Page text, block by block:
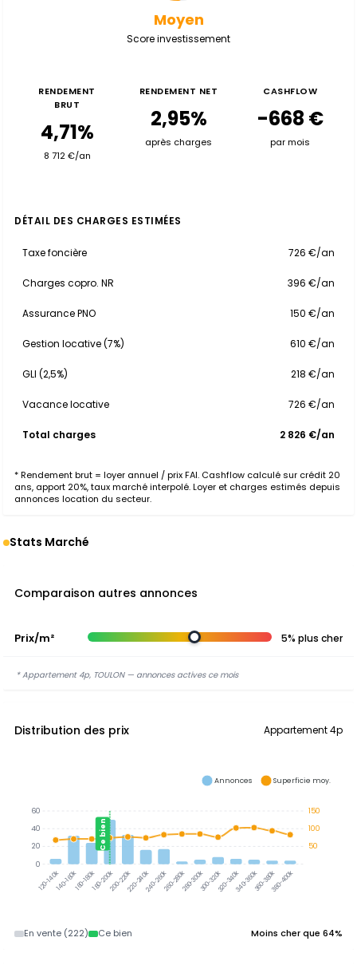
Moyen
Score investissement
RENDEMENT
BRUT
4,71%
8 712 €/an
RENDEMENT NET
2,95%
après charges
CASHFLOW
-668 €
par mois
DÉTAIL DES CHARGES ESTIMÉES
Taxe foncière 726 €/an
Charges copro. NR 396 €/an
Assurance PNO 150 €/an
Gestion locative (7%) 610 €/an
GLI (2,5%) 218 €/an
Vacance locative 726 €/an
Total charges 2 826 €/an
* Rendement brut = loyer annuel / prix FAI. Cashflow calculé sur crédit 20
ans, apport 20%, taux marché interpolé. Loyer et charges estimés depuis
annonces location du secteur.
Stats Marché
Comparaison autres annonces
Prix/m² 5% plus cher
* Appartement 4p, TOULON — annonces actives ce mois
Distribution des prix Appartement 4p
120-140k140-160k160-180k180-200k200-220k220-240k240-260k260-280k280-300k300-320k320-340k340-360k360-380k380-400k
Ce bien
150
100
50
60
40
20
0
Annonces Superficie moy.
En vente (222) Ce bien Moins cher que 64%